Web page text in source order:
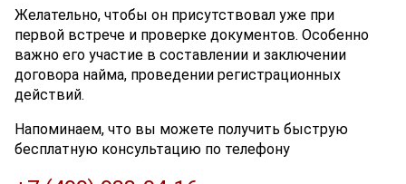
Желательно, чтобы он присутствовал уже при
первой встрече и проверке документов. Особенно
важно его участие в составлении и заключении
договора найма, проведении регистрационных
действий.
Напоминаем, что вы можете получить быструю
бесплатную консультацию по телефону